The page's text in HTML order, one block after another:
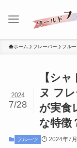
ホーム フレーバー フルー
【シ
ヌ フ
が実食
な特徴
2024
7/28
フルーツ 2024年7